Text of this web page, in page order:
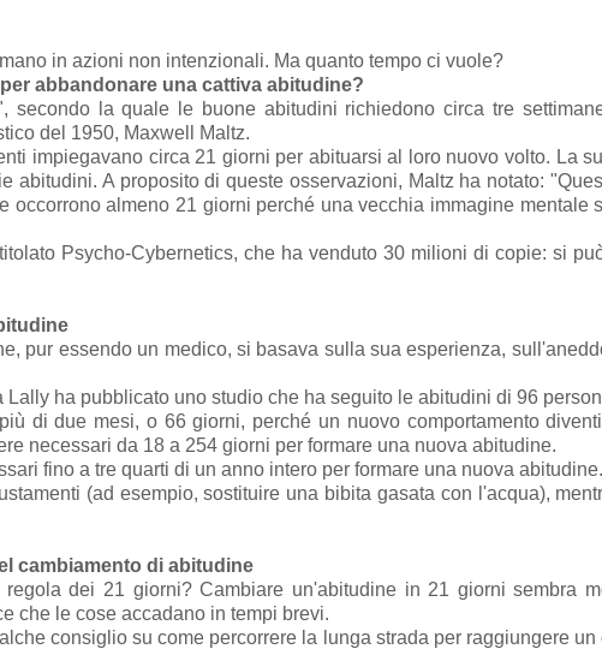
in azioni non intenzionali. Ma quanto tempo ci vuole?
abbandonare una cattiva abitudine?
la quale le buone abitudini richiedono circa tre
del 1950, Maxwell Maltz.
impiegavano circa 21 giorni per abituarsi al loro nuovo volto. La
abitudini. A proposito di queste osservazioni, Maltz ha notato:
occorrono almeno 21 giorni perché una vecchia immagine mentale
Psycho-Cybernetics, che ha venduto 30 milioni di copie: si
pur essendo un medico, si basava sulla sua esperienza,
ha pubblicato uno studio che ha seguito le abitudini di 96
di due mesi, o 66 giorni, perché un nuovo comportamento
necessari da 18 a 254 giorni per formare una nuova abitudine.
fino a tre quarti di un anno intero per formare una nuova
(ad esempio, sostituire una bibita gasata con l'acqua),
cambiamento di abitudine
dei 21 giorni? Cambiare un'abitudine in 21 giorni sembra
che le cose accadano in tempi brevi.
consiglio su come percorrere la lunga strada per raggiungere